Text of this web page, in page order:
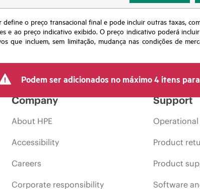
o preço transacional final e pode incluir outras taxas,
e ao preço indicativo exibido. O preço indicativo poderá
que incluem, sem limitação, mudança nas condições de
Podem ser adicionados no máximo 4 itens
Company
About HPE
Accessibility
Careers
Corporate responsibility
Support
Product
Product
Software